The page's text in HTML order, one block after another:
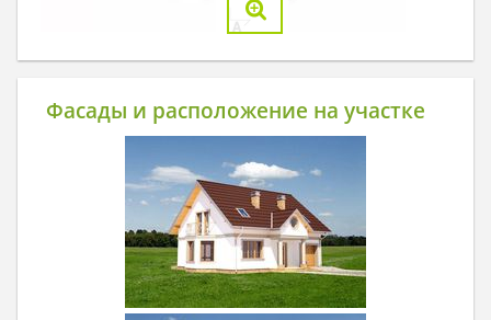
Фасады и расположение на участке